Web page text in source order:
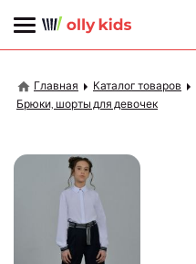
Главная Каталог товаров
Брюки, шорты для девочек